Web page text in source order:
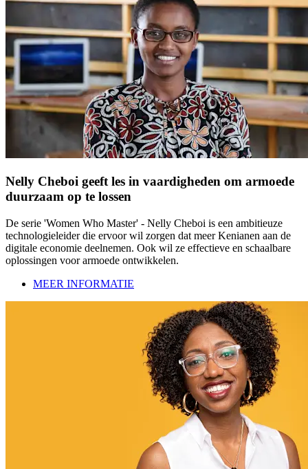
Nelly Cheboi geeft les in vaardigheden om armoede
duurzaam op te lossen
De serie 'Women Who Master' - Nelly Cheboi is een ambitieuze
technologieleider die ervoor wil zorgen dat meer Kenianen aan de
digitale economie deelnemen. Ook wil ze effectieve en schaalbare
oplossingen voor armoede ontwikkelen.
MEER INFORMATIE